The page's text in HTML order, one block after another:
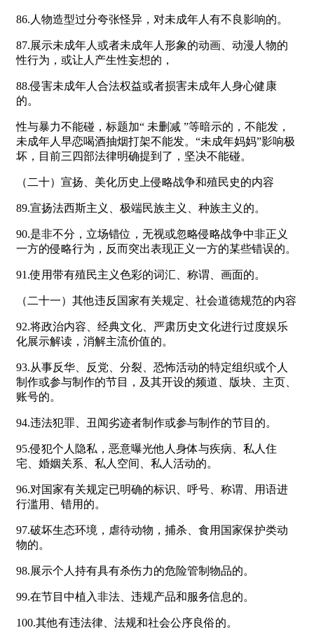
86.人物造型过分夸张怪异，对未成年人有不良影响的。
87.展示未成年人或者未成年人形象的动画、动漫人物的
性行为，或让人产生性妄想的，
88.侵害未成年人合法权益或者损害未成年人身心健康
的。
性与暴力不能碰，标题加“ 未删减 ”等暗示的，不能发，
未成年人早恋喝酒抽烟打架不能发。“未成年妈妈”影响极
坏，目前三四部法律明确提到了，坚决不能碰。
（二十）宣扬、美化历史上侵略战争和殖民史的内容
89.宣扬法西斯主义、极端民族主义、种族主义的。
90.是非不分，立场错位，无视或忽略侵略战争中非正义
一方的侵略行为，反而突出表现正义一方的某些错误的。
91.使用带有殖民主义色彩的词汇、称谓、画面的。
（二十一）其他违反国家有关规定、社会道德规范的内容
92.将政治内容、经典文化、严肃历史文化进行过度娱乐
化展示解读，消解主流价值的。
93.从事反华、反党、分裂、恐怖活动的特定组织或个人
制作或参与制作的节目，及其开设的频道、版块、主页、
账号的。
94.违法犯罪、丑闻劣迹者制作或参与制作的节目的。
95.侵犯个人隐私，恶意曝光他人身体与疾病、私人住
宅、婚姻关系、私人空间、私人活动的。
96.对国家有关规定已明确的标识、呼号、称谓、用语进
行滥用、错用的。
97.破坏生态环境，虐待动物，捕杀、食用国家保护类动
物的。
98.展示个人持有具有杀伤力的危险管制物品的。
99.在节目中植入非法、违规产品和服务信息的。
100.其他有违法律、法规和社会公序良俗的。